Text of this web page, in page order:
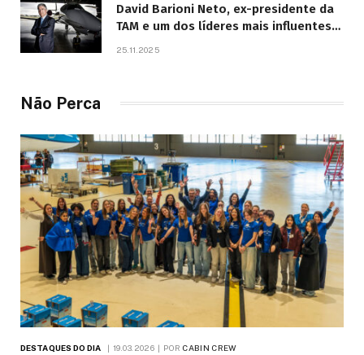
David Barioni Neto, ex-presidente da
TAM e um dos líderes mais influentes
25.11.2025
Não Perca
DESTAQUES DO DIA 19.03.2026 POR CABIN CREW